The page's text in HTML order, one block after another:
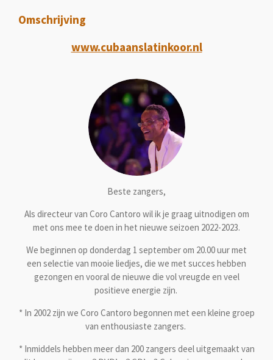
Omschrijving
www.cubaanslatinkoor.nl
Beste zangers,
Als directeur van Coro Cantoro wil ik je graag uitnodigen om
met ons mee te doen in het nieuwe seizoen 2022-2023.
We beginnen op donderdag 1 september om 20.00 uur met
een selectie van mooie liedjes, die we met succes hebben
gezongen en vooral de nieuwe die vol vreugde en veel
positieve energie zijn.
* In 2002 zijn we Coro Cantoro begonnen met een kleine groep
van enthousiaste zangers.
* Inmiddels hebben meer dan 200 zangers deel uitgemaakt van